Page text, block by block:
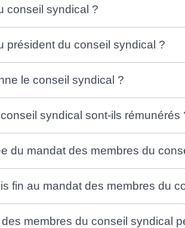
conseil syndical ?
président du conseil syndical ?
le conseil syndical ?
syndical sont-ils rémunérés
du mandat des membres du
fin au mandat des membres du
membres du conseil syndical